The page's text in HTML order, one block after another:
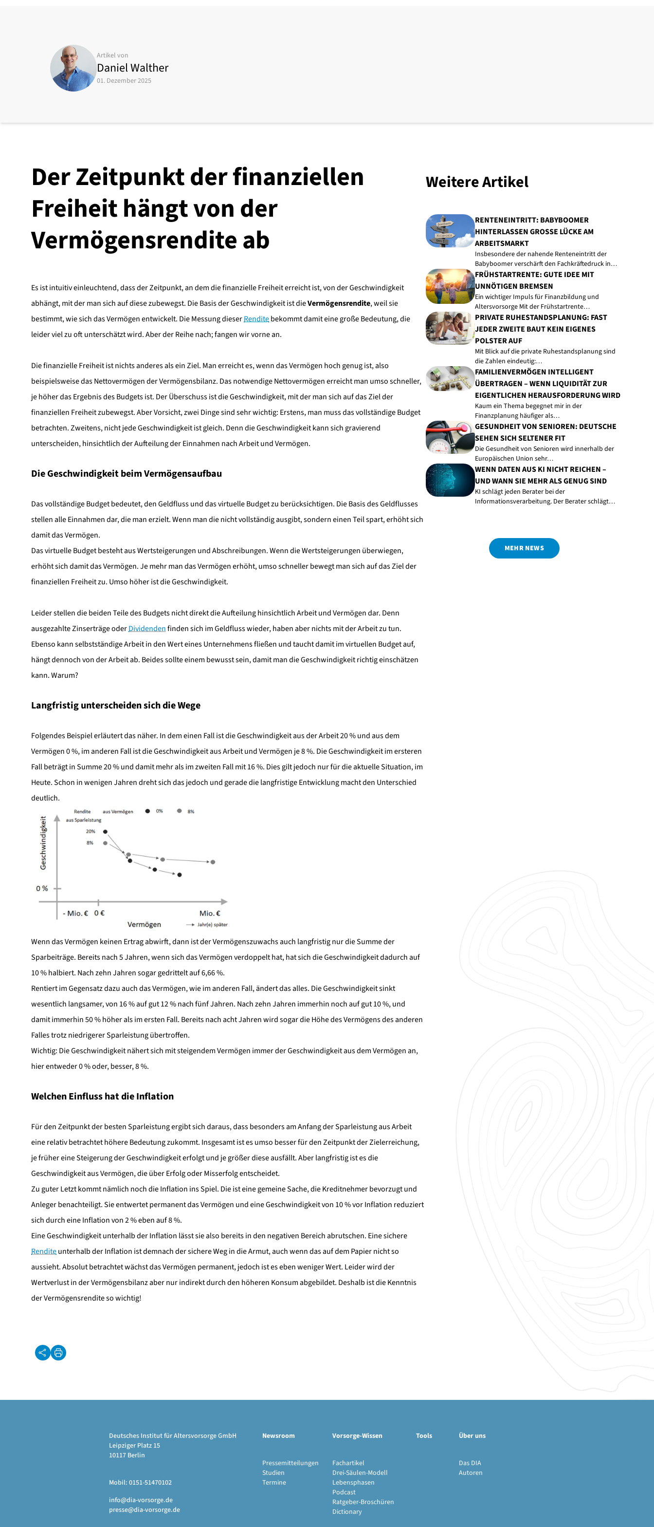
Artikel von
Daniel Walther
01. Dezember 2025
Der Zeitpunkt der finanziellen
Freiheit hängt von der
Vermögensrendite ab
Es ist intuitiv einleuchtend, dass der Zeitpunkt, an dem die finanzielle Freiheit erreicht ist, von der Geschwindigkeit
abhängt, mit der man sich auf diese zubewegst. Die Basis der Geschwindigkeit ist dieVermögensrendite, weil sie
bestimmt, wie sich das Vermögen entwickelt. Die Messung dieserRenditebekommt damit eine große Bedeutung, die
leider viel zu oft unterschätzt wird. Aber der Reihe nach; fangen wir vorne an.
Die finanzielle Freiheit ist nichts anderes als ein Ziel. Man erreicht es, wenn das Vermögen hoch genug ist, also
beispielsweise das Nettovermögen der Vermögensbilanz. Das notwendige Nettovermögen erreicht man umso schneller,
je höher das Ergebnis des Budgets ist. Der Überschuss ist die Geschwindigkeit, mit der man sich auf das Ziel der
finanziellen Freiheit zubewegst. Aber Vorsicht, zwei Dinge sind sehr wichtig: Erstens, man muss das vollständige Budget
betrachten. Zweitens, nicht jede Geschwindigkeit ist gleich. Denn die Geschwindigkeit kann sich gravierend
unterscheiden, hinsichtlich der Aufteilung der Einnahmen nach Arbeit und Vermögen.
Die Geschwindigkeit beim Vermögensaufbau
Das vollständige Budget bedeutet, den Geldfluss und das virtuelle Budget zu berücksichtigen. Die Basis des Geldflusses
stellen alle Einnahmen dar, die man erzielt. Wenn man die nicht vollständig ausgibt, sondern einen Teil spart, erhöht sich
damit das Vermögen.
Das virtuelle Budget besteht aus Wertsteigerungen und Abschreibungen. Wenn die Wertsteigerungen überwiegen,
erhöht sich damit das Vermögen. Je mehr man das Vermögen erhöht, umso schneller bewegt man sich auf das Ziel der
finanziellen Freiheit zu. Umso höher ist die Geschwindigkeit.
Leider stellen die beiden Teile des Budgets nicht direkt die Aufteilung hinsichtlich Arbeit und Vermögen dar. Denn
ausgezahlte Zinserträge oderDividendenfinden sich im Geldfluss wieder, haben aber nichts mit der Arbeit zu tun.
Ebenso kann selbstständige Arbeit in den Wert eines Unternehmens fließen und taucht damit im virtuellen Budget auf,
hängt dennoch von der Arbeit ab. Beides sollte einem bewusst sein, damit man die Geschwindigkeit richtig einschätzen
kann. Warum?
Langfristig unterscheiden sich die Wege
Folgendes Beispiel erläutert das näher. In dem einen Fall ist die Geschwindigkeit aus der Arbeit 20 % und aus dem
Vermögen 0 %, im anderen Fall ist die Geschwindigkeit aus Arbeit und Vermögen je 8 %. Die Geschwindigkeit im ersteren
Fall beträgt in Summe 20 % und damit mehr als im zweiten Fall mit 16 %. Dies gilt jedoch nur für die aktuelle Situation, im
Heute. Schon in wenigen Jahren dreht sich das jedoch und gerade die langfristige Entwicklung macht den Unterschied
deutlich.
Wenn das Vermögen keinen Ertrag abwirft, dann ist der Vermögenszuwachs auch langfristig nur die Summe der
Sparbeiträge. Bereits nach 5 Jahren, wenn sich das Vermögen verdoppelt hat, hat sich die Geschwindigkeit dadurch auf
10 % halbiert. Nach zehn Jahren sogar gedrittelt auf 6,66 %.
Rentiert im Gegensatz dazu auch das Vermögen, wie im anderen Fall, ändert das alles. Die Geschwindigkeit sinkt
wesentlich langsamer, von 16 % auf gut 12 % nach fünf Jahren. Nach zehn Jahren immerhin noch auf gut 10 %, und
damit immerhin 50 % höher als im ersten Fall. Bereits nach acht Jahren wird sogar die Höhe des Vermögens des anderen
Falles trotz niedrigerer Sparleistung übertroffen.
Wichtig: Die Geschwindigkeit nähert sich mit steigendem Vermögen immer der Geschwindigkeit aus dem Vermögen an,
hier entweder 0 % oder, besser, 8 %.
Welchen Einfluss hat die Inflation
Für den Zeitpunkt der besten Sparleistung ergibt sich daraus, dass besonders am Anfang der Sparleistung aus Arbeit
eine relativ betrachtet höhere Bedeutung zukommt. Insgesamt ist es umso besser für den Zeitpunkt der Zielerreichung,
je früher eine Steigerung der Geschwindigkeit erfolgt und je größer diese ausfällt. Aber langfristig ist es die
Geschwindigkeit aus Vermögen, die über Erfolg oder Misserfolg entscheidet.
Zu guter Letzt kommt nämlich noch die Inflation ins Spiel. Die ist eine gemeine Sache, die Kreditnehmer bevorzugt und
Anleger benachteiligt. Sie entwertet permanent das Vermögen und eine Geschwindigkeit von 10 % vor Inflation reduziert
sich durch eine Inflation von 2 % eben auf 8 %.
Eine Geschwindigkeit unterhalb der Inflation lässt sie also bereits in den negativen Bereich abrutschen. Eine sichere
Renditeunterhalb der Inflation ist demnach der sichere Weg in die Armut, auch wenn das auf dem Papier nicht so
aussieht. Absolut betrachtet wächst das Vermögen permanent, jedoch ist es eben weniger Wert. Leider wird der
Wertverlust in der Vermögensbilanz aber nur indirekt durch den höheren Konsum abgebildet. Deshalb ist die Kenntnis
der Vermögensrendite so wichtig!
Weitere Artikel
RENTENEINTRITT: BABYBOOMER
HINTERLASSEN GROSSE LÜCKE AM A
RBEITSMARKT
Insbesondere der nahende Renteneintritt der
Babyboomer verschärft den Fachkräftedruck in…
FRÜHSTARTRENTE: GUTE IDEE MIT
UNNÖTIGEN BREMSEN
Ein wichtiger Impuls für Finanzbildung und
Altersvorsorge Mit der Frühstartrente…
PRIVATE RUHESTANDSPLANUNG: FAST
JEDER ZWEITE BAUT KEIN EIGENES
POLSTER AUF
Mit Blick auf die private Ruhestandsplanung sind
die Zahlen eindeutig:…
FAMILIENVERMÖGEN INTELLIGENT
ÜBERTRAGEN – WENN LIQUIDITÄT ZUR
EIGENTLICHEN HERAUSFORDERUNG WIRD
Kaum ein Thema begegnet mir in der
Finanzplanung häufiger als…
GESUNDHEIT VON SENIOREN: DEUTSCHE
SEHEN SICH SELTENER FIT
Die Gesundheit von Senioren wird innerhalb der
Europäischen Union sehr…
WENN DATEN AUS KI NICHT REICHEN –
UND WANN SIE MEHR ALS GENUG SIND
KI schlägt jeden Berater bei der
Informationsverarbeitung. Der Berater schlägt…
MEHR NEWS
Deutsches Institut für Altersvorsorge GmbH
Leipziger Platz 15
10117 Berlin
Mobil: 0151-51470102
info@dia-vorsorge.de
presse@dia-vorsorge.de
Newsroom
Pressemitteilungen
Studien
Termine
Vorsorge-Wissen
Fachartikel
Drei-Säulen-Modell
Lebensphasen
Podcast
Ratgeber-Broschüren
Dictionary
Tools Über uns
Das DIA
Autoren